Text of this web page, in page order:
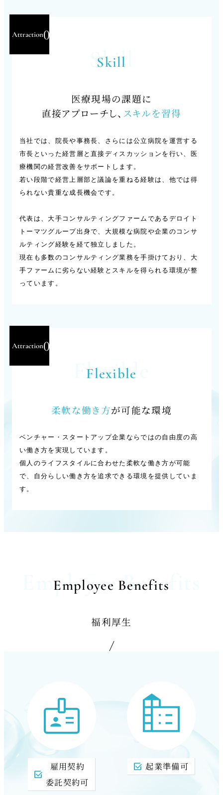
Attraction02
Skill
医療現場の課題に
直接アプローチし、 スキルを習得
Skill
当社では、院長や事務長、さらには公立病院を運営する
市長といった経営層と直接ディスカッションを行い、医
療機関の経営改善をサポートします。
若い段階で経営上層部と議論を重ねる経験は、他では得
られない貴重な成長機会です。
代表は、大手コンサルティングファームであるデロイト
トーマツグループ出身で、大規模な病院や企業のコンサ
ルティング経験を経て独立しました。
現在も多数のコンサルティング業務を手掛けており、大
手ファームに劣らない経験とスキルを得られる環境が整
っています。
Attraction03
Flexible
柔軟な働き方が可能な環境
Flexible
ベンチャー・スタートアップ企業ならではの自由度の高
い働き方を実現しています。
個人のライフスタイルに合わせた柔軟な働き方が可能
で、自分らしい働き方を追求できる環境を提供していま
す。
Employee Benefits
福利厚生
Employee Benefits
雇用契約
委託契約可
起業準備可